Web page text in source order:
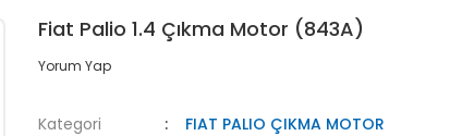
Fiat Palio 1.4 Çıkma Motor (843A)
Yorum Yap
Kategori
FIAT PALIO ÇIKMA MOTOR